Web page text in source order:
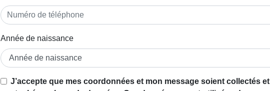
Année de naissance
J’accepte que mes coordonnées et mon message soient collectés et